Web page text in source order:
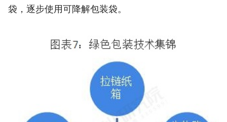
袋，逐步使用可降解包装袋。